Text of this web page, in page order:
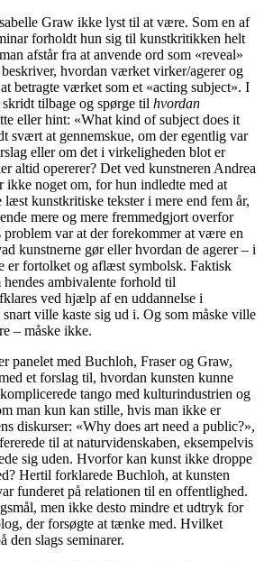
Graw ikke lyst til at være. Som en af
forholdt hun sig til kunstkritikken helt
afstår fra at anvende ord som «reveal»
hvordan værket virker/agerer og
betragte værket som et «acting subject». I
tilbage og spørge til hvordan
eller hint: «What kind of subject does it
svært at gennemskue, om der egentlig var
eller om det i virkeligheden blot er
altid opererer? Det ved kunstneren Andrea
ikke noget om, for hun indledte med at
kunstkritiske tekster i mere end fem år,
mere og mere fremmedgjort overfor
problem var at der forekommer at være en
kunstnerne gør eller hvordan de agerer – i
er fortolket og aflæst symbolsk. Faktisk
ambivalente forhold til
ved hjælp af en uddannelse i
ville kaste sig ud i. Og som måske ville
– måske ikke.
panelet med Buchloh, Fraser og Graw,
et forslag til, hvordan kunsten kunne
tango med kulturindustrien og
man kun kan stille, hvis man ikke er
diskurser: «Why does art need a public?»,
til at naturvidenskaben, eksempelvis
sig uden. Hvorfor kan kunst ikke droppe
Hertil forklarede Buchloh, at kunsten
funderet på relationen til en offentlighed.
men ikke desto mindre et udtryk for
der forsøgte at tænke med. Hvilket
den slags seminarer.